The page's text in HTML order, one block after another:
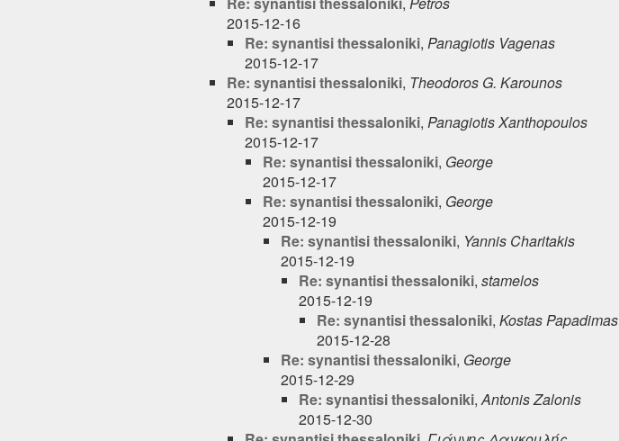
2015-12-16
Re: synantisi thessaloniki, Panagiotis Vagenas
2015-12-17
Re: synantisi thessaloniki, Theodoros G. Karounos
2015-12-17
Re: synantisi thessaloniki, Panagiotis Xanthopoulos
2015-12-17
Re: synantisi thessaloniki, George
2015-12-17
Re: synantisi thessaloniki, George
2015-12-19
Re: synantisi thessaloniki, Yannis Charitakis
2015-12-19
Re: synantisi thessaloniki, stamelos
2015-12-19
Re: synantisi thessaloniki, Kostas Papadimas
2015-12-28
Re: synantisi thessaloniki, George
2015-12-29
Re: synantisi thessaloniki,Antonis Zalonis
2015-12-30